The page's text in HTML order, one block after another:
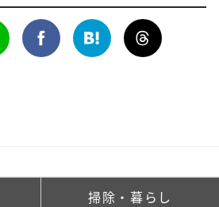
掃除・暮らし